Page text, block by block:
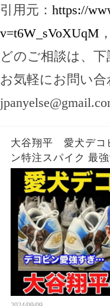
引用元： https://
v=t6W_sVoXUqM
どのご相談は、
お気軽にお問い合
大谷翔平 愛犬デコ
ン特注スパイク 最